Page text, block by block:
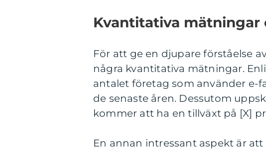
Kvantitativa mätningar
För att ge en djupare förståelse
några kvantitativa mätningar.
antalet företag som använder e-
de senaste åren. Dessutom
kommer att ha en tillväxt på [X]
En annan intressant aspekt är